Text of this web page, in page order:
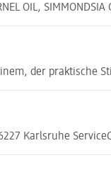
OIL,
der praktische
Karlsruhe